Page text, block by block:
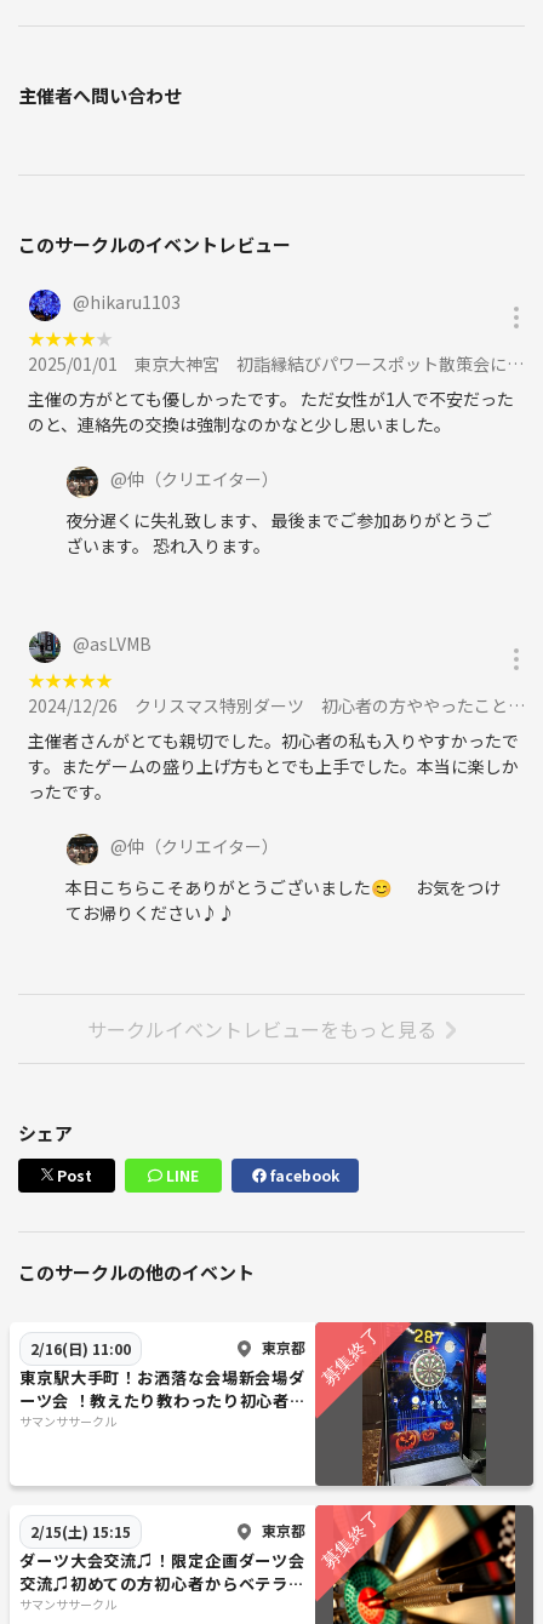
主催者へ問い合わせ
このサークルのイベントレビュー
@hikaru1103
★★★★★
2025/01/01
東京大神宮 初詣縁結びパワースポット散策会に参加
主催の方がとても優しかったです。 ただ女性が1人で不安だった
のと、連絡先の交換は強制なのかなと少し思いました。
@仲 （クリエイター）
夜分遅くに失礼致します、 最後までご参加ありがとうご
ざいます。 恐れ入ります。
@asLVMB
★★★★★
2024/12/26
クリスマス特別ダーツ 初心者の方ややったことのない方も毎回意外に！？楽しかったと反響をいただいておりますに参加
主催者さんがとても親切でした。初心者の私も入りやすかったで
す。またゲームの盛り上げ方もとでも上手でした。本当に楽しか
ったです。
@仲 （クリエイター）
本日こちらこそありがとうございました😊 お気をつけ
てお帰りください♪♪
サークルイベントレビューをもっと見る
シェア
Post LINE facebook
このサークルの他のイベント
2/16(日) 11:00 東京都
東京駅大手町！お洒落な会場新会場ダ
ーツ会 ！教えたり教わったり初心者か
ら経験者まで！ダーツ交流
サマンササークル
2/15(土) 15:15 東京都
ダーツ大会交流♫！限定企画ダーツ会
交流♫初めての方初心者からベテラン
まで大歓迎です♫アクセスの良い渋谷
サマンササークル